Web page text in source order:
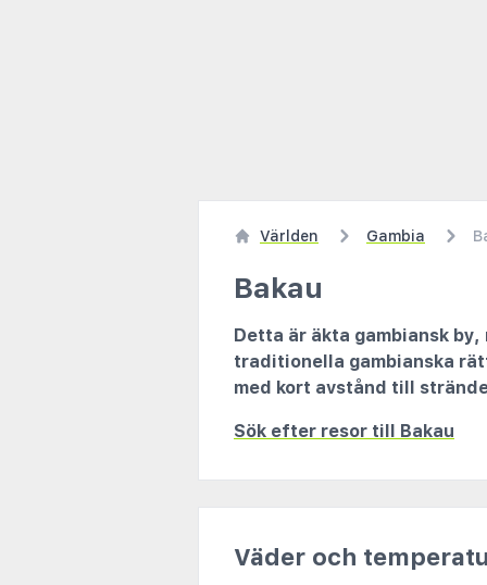
Världen Gambia
Bakau
Detta är äkta gambiansk
traditionella gambianska
med kort avstånd till
Sök efter resor till Bakau
Väder och